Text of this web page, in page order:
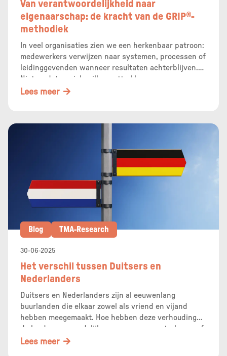
Van verantwoordelijkheid naar
eigenaarschap: de kracht van de GRIP®-
methodiek
In veel organisaties zien we een herkenbaar patroon:
medewerkers verwijzen naar systemen, processen of
leidinggevenden wanneer resultaten achterblijven.
Niet omdat ze zich willen onttrekken aan
verantwoordelijkheid, maar omdat de dagelijkse
Lees meer
30-06-2025
Het verschil tussen Duitsers en
Nederlanders
Duitsers en Nederlanders zijn al eeuwenlang
buurlanden die elkaar zowel als vriend en vijand
hebben meegemaakt. Hoe hebben deze verhoudingen
de landen gevormd, lijken we op onze oosterburen of
zijn we juist heel verschillend? TMA onderzocht het!
Blog TMA-Research
Lees meer